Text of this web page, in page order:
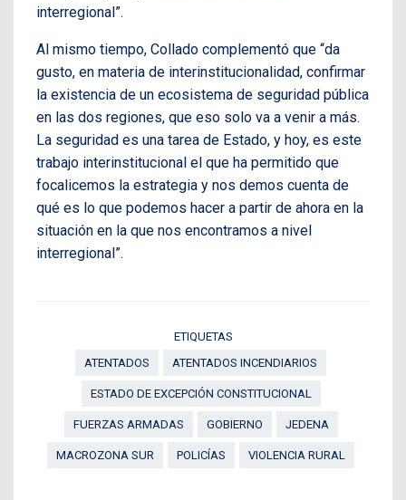
interregional”.
Al mismo tiempo, Collado complementó que “da
gusto, en materia de interinstitucionalidad, confirmar
la existencia de un ecosistema de seguridad pública
en las dos regiones, que eso solo va a venir a más.
La seguridad es una tarea de Estado, y hoy, es este
trabajo interinstitucional el que ha permitido que
focalicemos la estrategia y nos demos cuenta de
qué es lo que podemos hacer a partir de ahora en la
situación en la que nos encontramos a nivel
interregional”.
ETIQUETAS
ATENTADOS
ATENTADOS INCENDIARIOS
ESTADO DE EXCEPCIÓN CONSTITUCIONAL
FUERZAS ARMADAS GOBIERNO JEDENA
MACROZONA SUR POLICÍAS VIOLENCIA RURAL